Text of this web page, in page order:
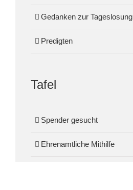
Gedanken zur Tageslosung
Predigten
Tafel
Spender gesucht
Ehrenamtliche Mithilfe